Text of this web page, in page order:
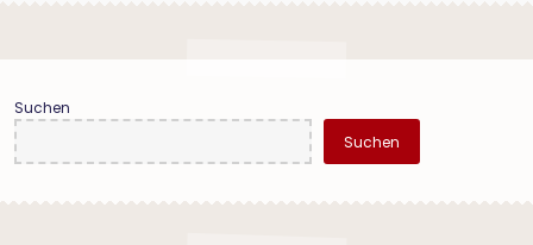
Suchen
Suchen